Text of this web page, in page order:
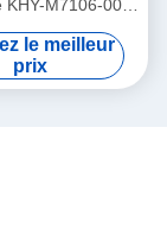
KHY-M7106-00
de placement
SMT YS12 /
/ YG12F
le meilleur
prix